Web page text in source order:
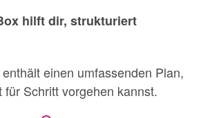
hilft dir, strukturiert
einen umfassenden Plan,
für Schritt vorgehen kannst.